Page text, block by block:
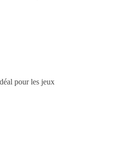
pour les jeux